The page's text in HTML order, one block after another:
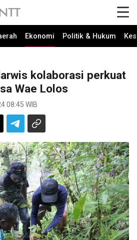
Ekonomi Politik & Hukum
kolaborasi perkuat
Wae Lolos
08:45 WIB